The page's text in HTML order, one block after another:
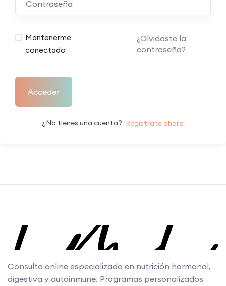
Mantenerme
conectado
¿Olvidaste la
contraseña?
Acceder
¿No tienes una cuenta? Regístrate ahora
Consulta online especializada en nutrición hormonal,
digestiva y autoinmune. Programas personalizados